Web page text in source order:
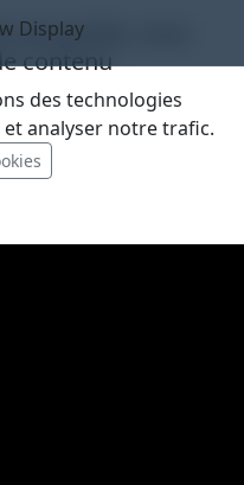
privée, vous
contenu
des technologies
analyser notre trafic.